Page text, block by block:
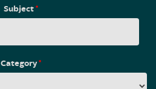
Subject*
Category*